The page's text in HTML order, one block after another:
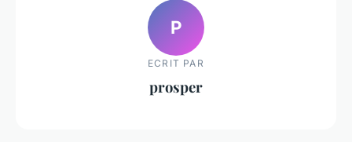
P
ECRIT PAR
prosper